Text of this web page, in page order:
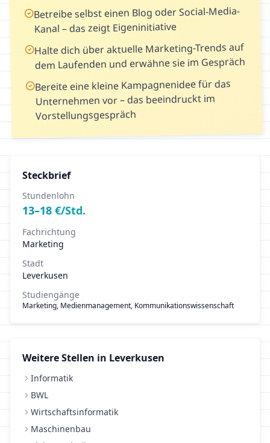
Betreibe selbst einen Blog oder Social-Media-
Kanal – das zeigt Eigeninitiative
Halte dich über aktuelle Marketing-Trends auf
dem Laufenden und erwähne sie im Gespräch
Bereite eine kleine Kampagnenidee für das
Unternehmen vor – das beeindruckt im
Vorstellungsgespräch
Steckbrief
Stundenlohn
13–18 €/Std.
Fachrichtung
Marketing
Stadt
Leverkusen
Studiengänge
Marketing, Medienmanagement, Kommunikationswissenschaft
Weitere Stellen in Leverkusen
Informatik
BWL
Wirtschaftsinformatik
Maschinenbau